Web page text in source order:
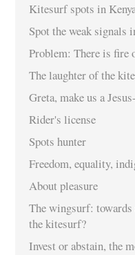
Kitesurf spots in
Spot the weak signals
Problem: There is fire
The laughter of the
Greta, make us a
Rider's license
Spots hunter
Freedom, equality,
About pleasure
The wingsurf:
the kitesurf?
Invest or abstain, the